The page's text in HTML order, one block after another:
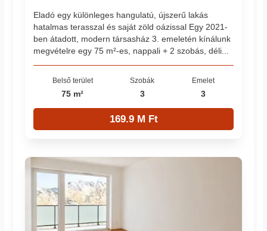
Eladó egy különleges hangulatú, újszerű lakás
hatalmas terasszal és saját zöld oázissal Egy 2021-
ben átadott, modern társasház 3. emeletén kínálunk
megvételre egy 75 m²-es, nappali + 2 szobás, déli...
Belső terület
75 m²
Szobák
3
Emelet
3
169.9 M Ft